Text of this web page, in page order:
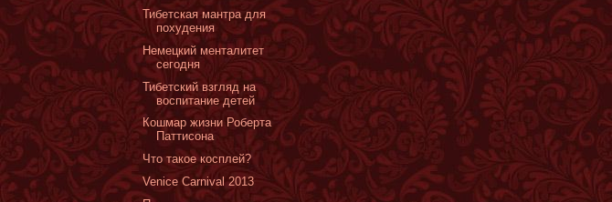
Тибетская мантра для
похудения
Немецкий менталитет
cегодня
Тибетский взгляд на
воспитание детей
Кошмар жизни Роберта
Паттисона
Что такое косплей?
Venice Carnival 2013